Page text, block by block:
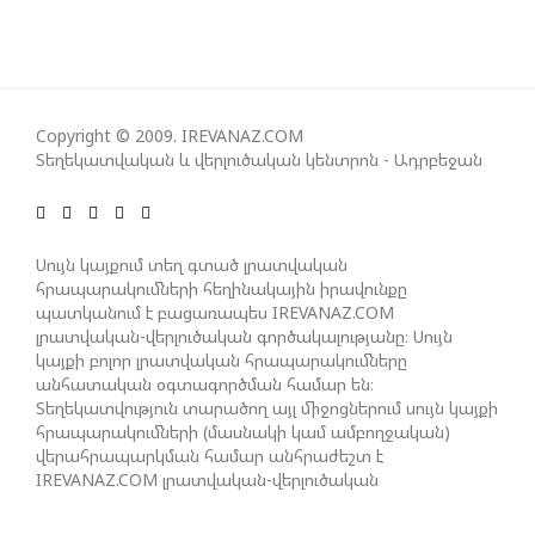
ԳՈՐԾՈՒՆԵՈՒԹՅՈՒՆ ԱԴՐԲԵՋԱՆՈՒՄ ԱՆՕՐԻՆԱԿԱՆ
Է ՃԱՆԱՉՎԵԼ
ՄԱԼԴԻՎՑԻ ԳՈՐԾԸՆԿԵՐ ՄՈՀԱՄՄԵԴ ՄՈՒԻԶԱՅԻՆ.
«ՄԵՆՔ ԳՈՀ ԵՆՔ ԱԴՐԲԵՋԱՆԻ ԵՎ ՄԱԼԴԻՎՆԵՐԻ
ՄԻՋԵՎ ՀԱՐԱԲԵՐՈՒԹՅՈՒՆՆԵՐԻ ԴԻՆԱՄԻԿ
ԶԱՐԳԱՑՈՒՄԻՑ»
ՇԱՐՈՒՆԱԿՎՈՒՄ Է «ՄԵԾ ՎԵՐԱԴԱՐՁ» ԾՐԱԳՐԻ
ԻՐԱԿԱՆԱՑՈՒՄԸ
Copyright © 2009. IREVANAZ.COM
Տեղեկատվական և վերլուծական կենտրոն - Ադրբեջան
Սույն կայքում տեղ գտած լրատվական
հրապարակումների հեղինակային իրավունքը
պատկանում է բացառապես IREVANAZ.COM
լրատվական-վերլուծական գործակալությանը։ Սույն
կայքի բոլոր լրատվական հրապարակումները
անհատական օգտագործման համար են։
Տեղեկատվություն տարածող այլ միջոցներում սույն կայքի
հրապարակումների (մասնակի կամ ամբողջական)
վերահրապարկման համար անհրաժեշտ է
IREVANAZ.COM լրատվական-վերլուծական